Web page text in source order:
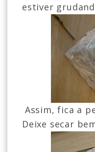
estiver
Assim, fica a
Deixe secar